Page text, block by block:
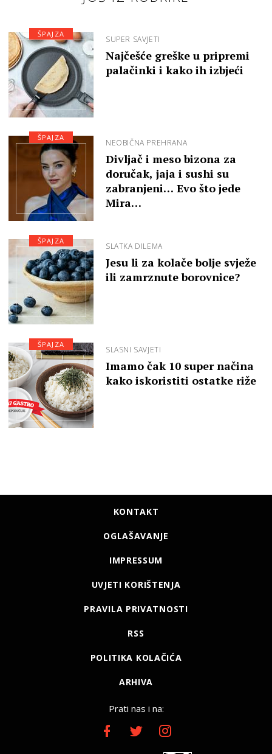
SUPER SAVJETI
Najčešće greške u pripremi
palačinki i kako ih izbjeći
ŠPAJZA
NEOBIČNA PREHRANA
Divljač i meso bizona za
doručak, jaja i sushi su
zabranjeni… Evo što jede
Mira…
ŠPAJZA
SLATKA DILEMA
Jesu li za kolače bolje svježe
ili zamrznute borovnice?
ŠPAJZA
SLASNI SAVJETI
Imamo čak 10 super načina
kako iskoristiti ostatke riže
ŠPAJZA
KONTAKT
OGLAŠAVANJE
IMPRESSUM
UVJETI KORIŠTENJA
PRAVILA PRIVATNOSTI
RSS
POLITIKA KOLAČIĆA
ARHIVA
Prati nas i na: